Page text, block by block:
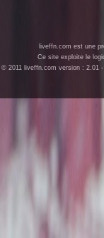
liveffn.com est une
Ce site exploite le
© 2011 liveffn.com version : 2.01